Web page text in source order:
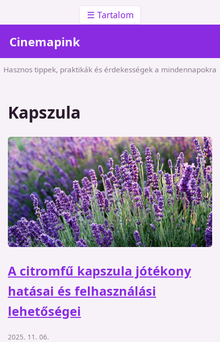
☰ Tartalom
Cinemapink
Hasznos tippek, praktikák és érdekességek a mindennapokra
Kapszula
A citromfű kapszula jótékony
hatásai és felhasználási
lehetőségei
2025. 11. 06.